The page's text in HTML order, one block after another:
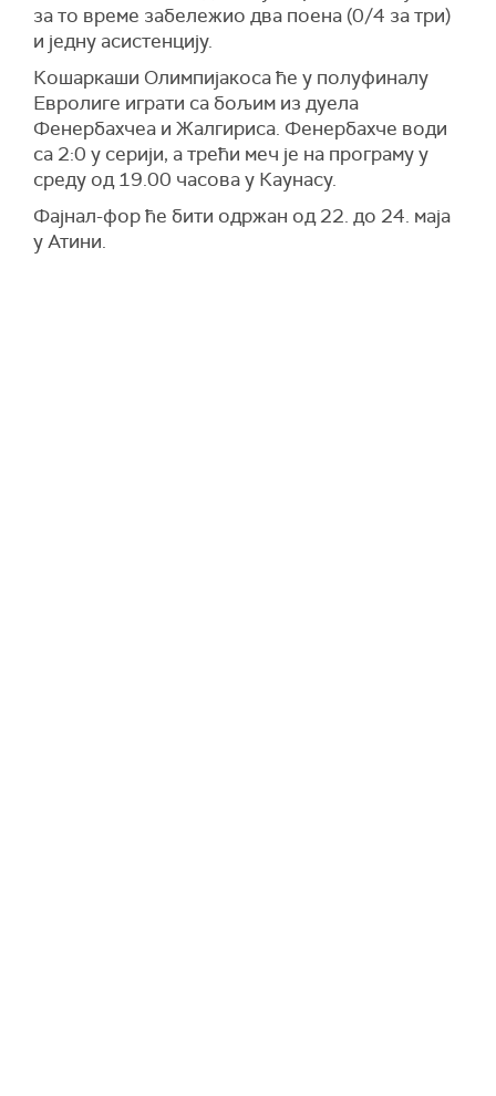
за то време забележио два поена (0/4 за три)
и једну асистенцију.
Кошаркаши Олимпијакоса ће у полуфиналу
Евролиге играти са бољим из дуела
Фенербахчеа и Жалгириса. Фенербахче води
са 2:0 у серији, а трећи меч је на програму у
среду од 19.00 часова у Каунасу.
Фајнал-фор ће бити одржан од 22. до 24. маја
у Атини.